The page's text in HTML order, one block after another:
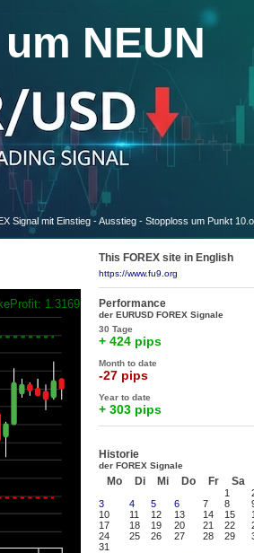
NEUN
Signal mit Einstieg - Ausstieg - Stopploss um Punkt
1.3169
This FOREX site in English
https://www.fu9.org
Performance
der EURUSD FOREX Signale
30 Tage
+ 424 pips
Month to date
-27 pips
Year to date
+ 303 pips
Historie
der FOREX Signale
Mo Di Mi Do Fr Sa
1
3
4 5 6 7 8
10
11 12 13 14 15
17
18 19 20 21 22
24
25 26 27 28 29
31